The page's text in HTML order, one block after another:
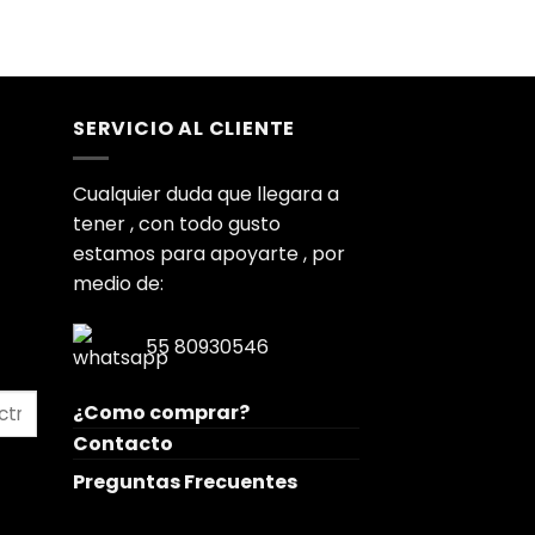
SERVICIO AL CLIENTE
Cualquier duda que llegara a
tener , con todo gusto
estamos para apoyarte , por
medio de:
55 80930546
¿Como comprar?
Contacto
Preguntas Frecuentes